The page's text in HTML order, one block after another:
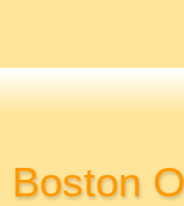
Boston